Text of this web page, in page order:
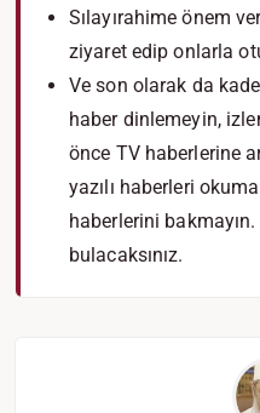
Sılayırahime önem
ziyaret edip onlarla
Ve son olarak da
haber dinlemeyin,
önce TV haberlerine
yazılı haberleri
haberlerini
bulacaksınız.